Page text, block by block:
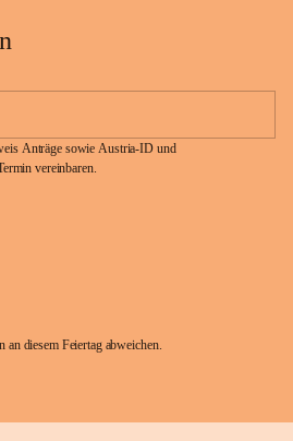
Anträge sowie Austria-ID und
vereinbaren.
diesem Feiertag abweichen.